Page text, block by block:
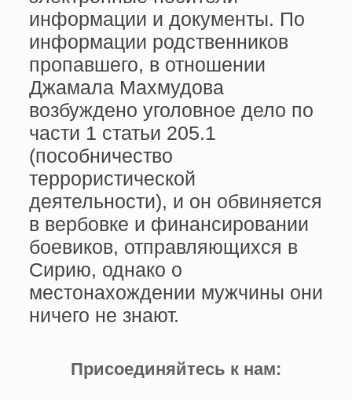
информации и документы. По
информации родственников
пропавшего, в отношении
Джамала Махмудова
возбуждено уголовное дело по
части 1 статьи 205.1
(пособничество
террористической
деятельности), и он обвиняется
в вербовке и финансировании
боевиков, отправляющихся в
Сирию, однако о
местонахождении мужчины они
ничего не знают.
Присоединяйтесь к нам: